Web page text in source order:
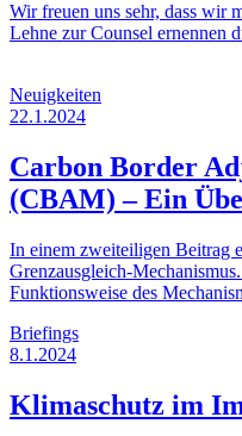
Wir freuen uns sehr, dass wir
Lehne zur Counsel ernennen
Neuigkeiten
22.1.2024
Carbon Border
(CBAM) – Ein
In einem zweiteiligen Beitrag
Grenzausgleich-
Funktionsweise des
Briefings
8.1.2024
Klimaschutz im